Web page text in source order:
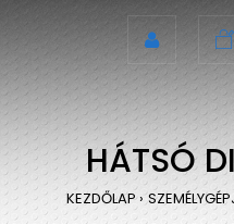
HÁTSÓ
KEZDŐLAP